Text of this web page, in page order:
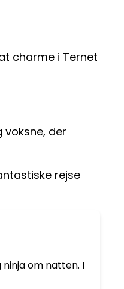
charme i Ternet
der
rejse
om natten. I